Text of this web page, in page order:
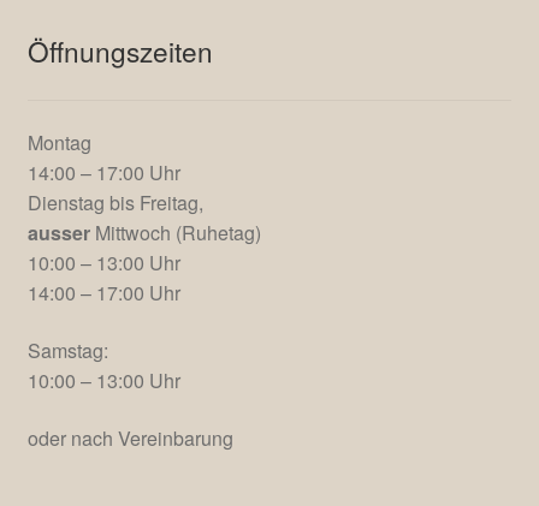
Öffnungszeiten
Montag
14:00 – 17:00 Uhr
Dienstag bis Freitag,
ausserMittwoch (Ruhetag)
10:00 – 13:00 Uhr
14:00 – 17:00 Uhr
Samstag:
10:00 – 13:00 Uhr
oder nach Vereinbarung